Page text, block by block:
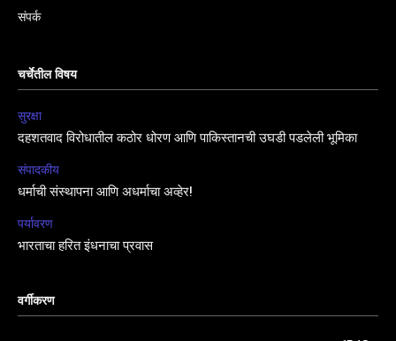
संपर्क
चर्चेतील विषय
सुरक्षा
दहशतवाद विरोधातील कठोर धोरण आणि पाकिस्तानची उघडी पडलेली भूमिका
संपादकीय
धर्माची संस्थापना आणि अधर्माचा अव्हेर!
पर्यावरण
भारताचा हरित इंधनाचा प्रवास
वर्गीकरण